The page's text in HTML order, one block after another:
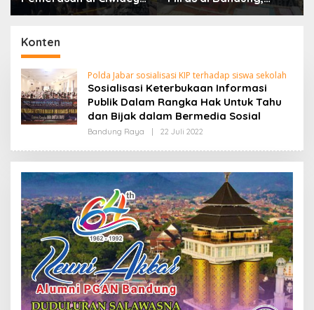
Polisi Tangkap Dua
Lebih dari Enam Ribu
Konten
Polda Jabar sosialisasi KIP terhadap siswa sekolah
Sosialisasi Keterbukaan Informasi
Publik Dalam Rangka Hak Untuk Tahu
dan Bijak dalam Bermedia Sosial
Bandung Raya 22 Juli 2022
E
H
R
A
K
I